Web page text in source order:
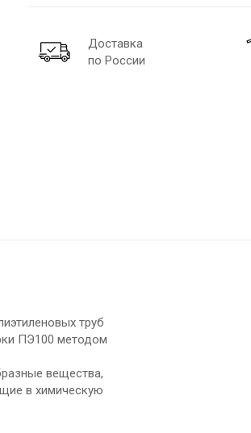
Доставка
по России
труб
ПЭ100 методом
вещества,
в химическую